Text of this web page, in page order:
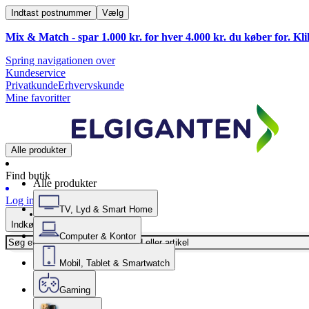
Indtast postnummer Vælg
Mix & Match - spar 1.000 kr. for hver 4.000 kr. du køber for.
Spring navigationen over
Kundeservice
PrivatkundeErhvervskunde
Mine favoritter
Alle produkter
Find butik
Log ind
Indkøbskurv
Alle produkter
TV, Lyd & Smart Home
Computer & Kontor
Mobil, Tablet & Smartwatch
Gaming